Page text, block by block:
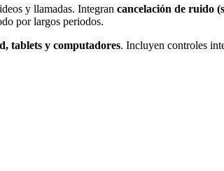
y llamadas. Integran cancelación de ruido
por largos periodos.
tablets y computadores. Incluyen controles